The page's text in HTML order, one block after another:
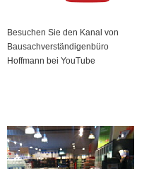
Besuchen Sie den Kanal von
Bausachverständigenbüro
Hoffmann bei YouTube